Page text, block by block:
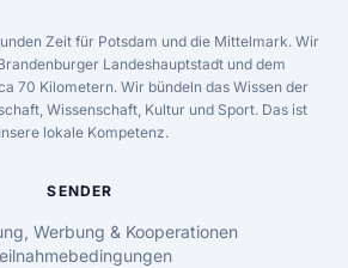
Zeit für Potsdam und die Mittelmark. Wir
Landeshauptstadt und dem
70 Kilometern. Wir bündeln das Wissen der
Wissenschaft, Kultur und Sport. Das ist
lokale Kompetenz.
SENDER
Werbung & Kooperationen